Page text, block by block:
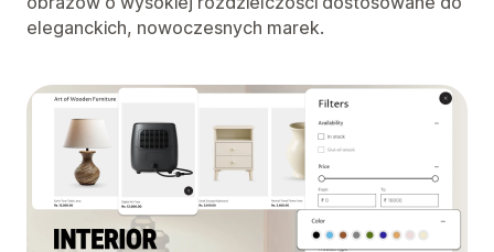
eleganckich, nowoczesnych marek.